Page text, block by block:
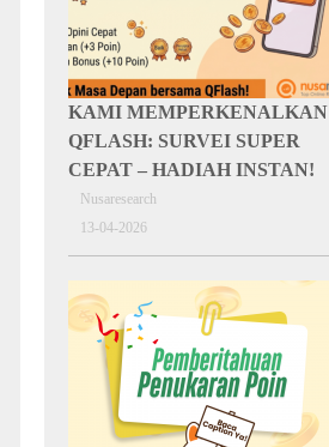
KAMI MEMPERKENALKAN
QFLASH: SURVEI SUPER
CEPAT – HADIAH INSTAN!
Nusaresearch
13-04-2026